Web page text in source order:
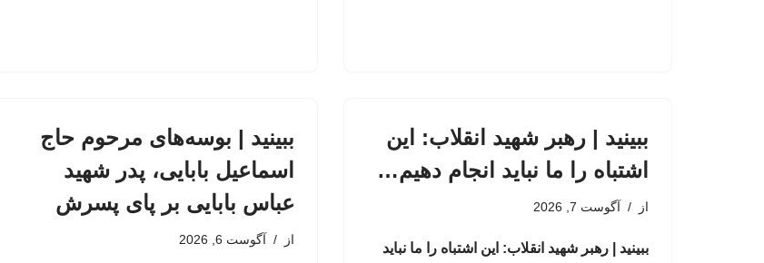
ببینید | رهبر شهید انقلاب: این
اشتباه را ما نباید انجام دهیم…
از آگوست 7, 2026
ببینید | رهبر شهید انقلاب: این اشتباه را ما نباید
ببینید | بوسه‌های مرحوم حاج
اسماعیل بابایی، پدر شهید
عباس بابایی بر پای پسرش
از آگوست 6, 2026